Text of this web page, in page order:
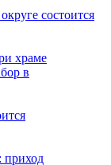
состоится
храме
в
приход